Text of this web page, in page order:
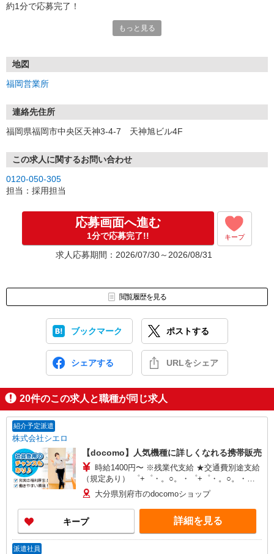
約1分で応募完了！
①応募から3営業日を目安に、メールorお電話でご連絡します。
★スマホでWEB面接（LINEなど）・出張面接・事務所面接と選べま
す
③面接実施（履歴書不要）
※ご希望があれば、職場見学の調整もOKです！
お気軽にご応募ください♪
もっと見る
地図
福岡営業所
連絡先住所
福岡県福岡市中央区天神3-4-7 天神旭ビル4F
この求人に関するお問い合わせ
0120-050-305
担当：採用担当
応募画面へ進む
1分で応募完了!! キープ
求人応募期間：2026/07/30～2026/08/31
閲覧履歴を見る
ブックマーク ポストする
シェアする URLをシェア
20件のこの求人と職種が同じ求人
紹介予定派遣
株式会社シエロ
【docomo】人気機種に詳しくなれる携帯販売
時給1400円〜 ※残業代支給 ★交通費別途支給
（規定あり） ゜+゜・。○。・゜+゜・。○。・゜
+゜ 入社祝い金10万円支給(規定有) お友達を紹介
頂くと, インセンティブ支給(規定有) ★月2回払
い・週払い可能（規程有）★ ゜・。○。・゜
+゜・。○。・゜+゜
大分県別府市のdocomoショップ
キープ 詳細を見る
派遣社員